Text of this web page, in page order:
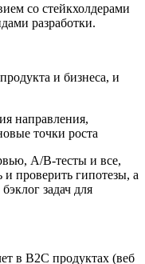
со стейкхолдерами
разработки.
и бизнеса, и
направления,
точки роста
A/B-тесты и все,
проверить гипотезы, а
задач для
в B2С продуктах (веб